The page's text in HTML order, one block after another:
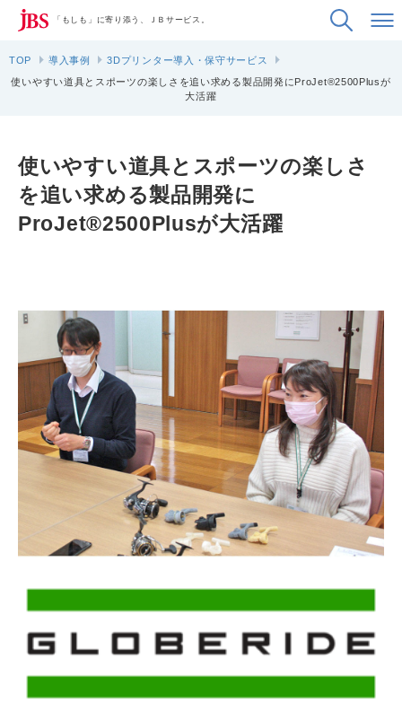
「もしも」に寄り添う、ＪＢサービス。
TOP 導入事例
3Dプリンター導入・保守サービス
使いやすい道具とスポーツの楽しさを追い求める製品開発にProJet®2500Plusが
大活躍
使いやすい道具とスポーツの楽しさ
を追い求める製品開発に
ProJet®2500Plusが大活躍